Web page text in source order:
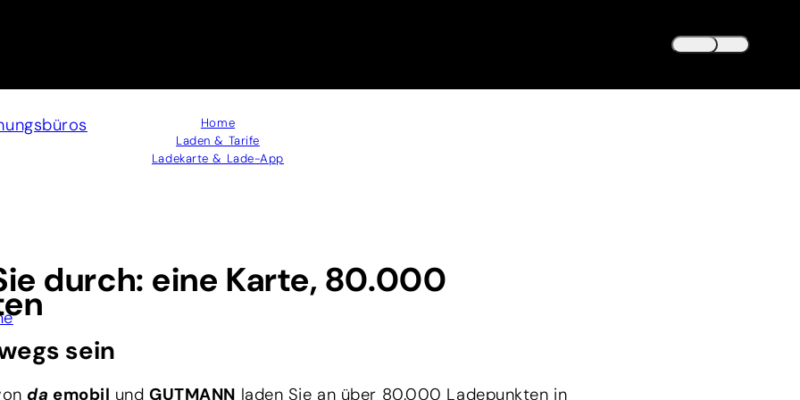
Home
Laden & Tarife
Ladekarte & Lade-App
durch: eine Karte, 80.000
sein
da emobil undGUTMANN laden Sie an über 80.000 Ladepunkten in